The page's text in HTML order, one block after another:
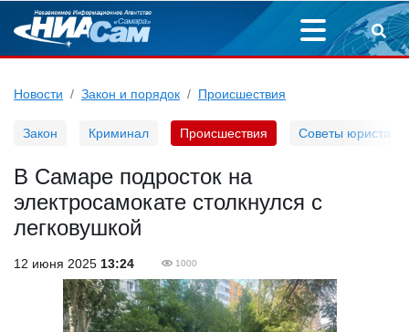
Новости Закон и порядок Происшествия
Закон Криминал Происшествия Советы юриста
В Самаре подросток на
электросамокате столкнулся с
легковушкой
12 июня 2025 13:24 1000